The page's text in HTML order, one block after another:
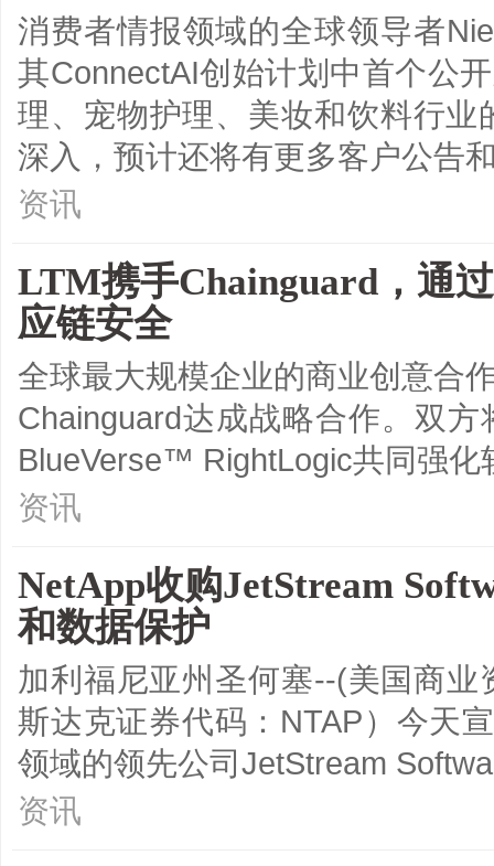
消费者情报领域的全球领导者
其ConnectAI创始计划中首个公
理、宠物护理、美妆和饮料行
深入，预计还将有更多客户公告
资讯
LTM携手Chainguard，通
应链安全
全球最大规模企业的商业创意合
Chainguard达成战略合作。双
BlueVerse™ RightLogic共同强化
资讯
NetApp收购JetStream
和数据保护
加利福尼亚州圣何塞--(美国商
斯达克证券代码：NTAP）今天
领域的领先公司JetStream
资讯